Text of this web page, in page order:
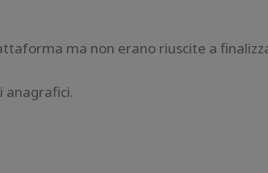
ma non erano riuscite a
anagrafici.